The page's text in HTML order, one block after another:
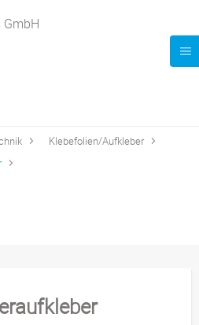
Klebefolien/Aufkleber